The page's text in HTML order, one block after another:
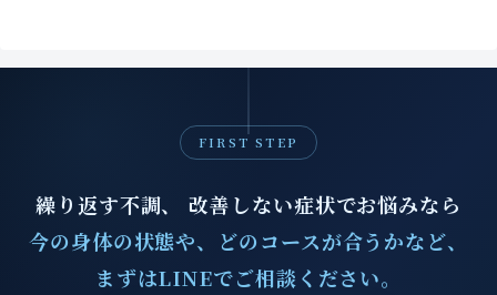
FIRST STEP
繰り返す不調、 改善しない症状でお悩みなら
今の身体の状態や、どのコースが合うかなど、
まずはLINEでご相談ください。